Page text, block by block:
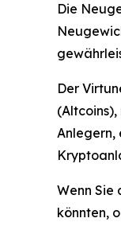
Die
Der
Anlegern,
Wenn Sie
könnten,